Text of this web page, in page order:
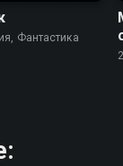
Фантастика